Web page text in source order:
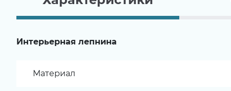
Интерьерная лепнина
Материал